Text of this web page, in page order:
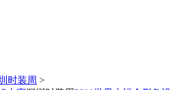
时装周 >